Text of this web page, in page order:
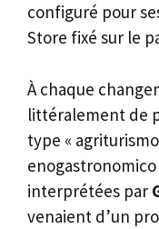
configuré pour
Store fixé sur le
À chaque
littéralement de
type «
enogastronomico
interprétées par
venaient d’un